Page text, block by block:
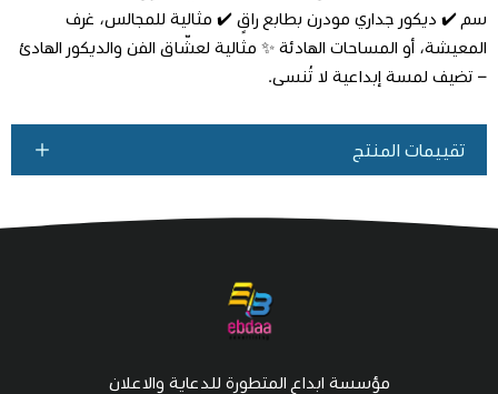
سم ✔️ ديكور جداري مودرن بطابع راقٍ ✔️ مثالية للمجالس، غرف
المعيشة، أو المساحات الهادئة ✨ مثالية لعشّاق الفن والديكور الهادئ
– تضيف لمسة إبداعية لا تُنسى.
تقييمات المنتج
مؤسسة ابداع المتطورة للدعاية والاعلان